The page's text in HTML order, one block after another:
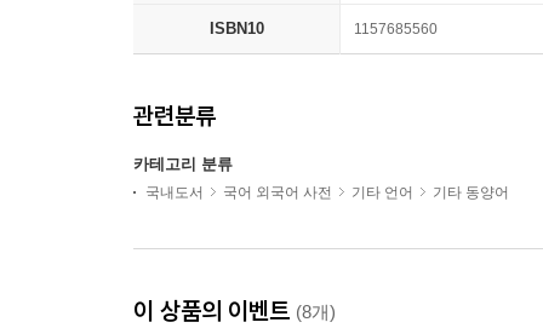
ISBN10 1157685560
관련분류
카테고리 분류
국내도서 국어 외국어 사전 기타 언어 기타 동양어
이 상품의 이벤트 (8개)